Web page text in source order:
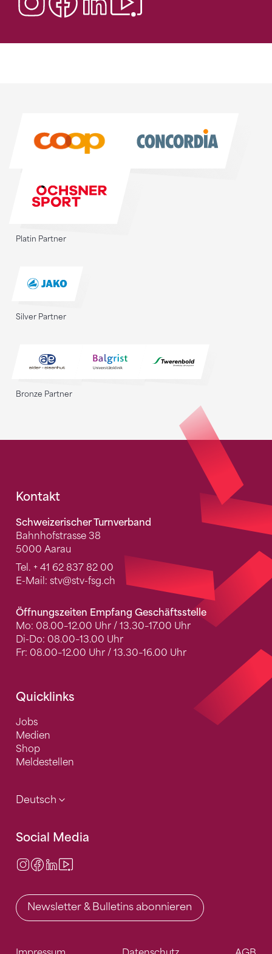
Platin Partner
Silver Partner
Bronze Partner
Fusszeile
Kontakt
Schweizerischer Turnverband
Bahnhofstrasse 38
5000 Aarau
Tel. + 41 62 837 82 00
E-Mail: stv@stv-fsg.ch
Öffnungszeiten Empfang Geschäftsstelle
Mo: 08.00–12.00 Uhr / 13.30–17.00 Uhr
Di-Do: 08.00–13.00 Uhr
Fr: 08.00–12.00 Uhr / 13.30–16.00 Uhr
Quicklinks
Jobs
Medien
Shop
Meldestellen
Deutsch
Social Media
Instagram
Facebook
LinkedIn
Newsletter & Bulletins abonnieren